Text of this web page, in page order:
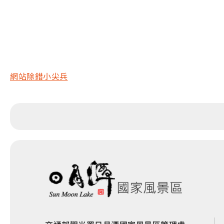
網站除錯小尖兵